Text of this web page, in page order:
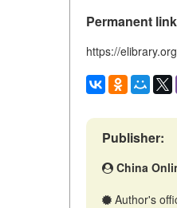
Permanent
https://
Publisher:
China
Author's